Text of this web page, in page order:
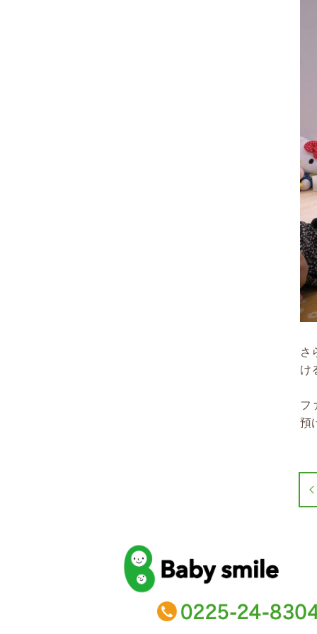
さ
け
フ
預
baby smile